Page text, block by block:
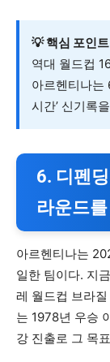
💡 핵심 포인트
역대 월드컵
아르헨티나는
시간’ 신기록
6. 디펜
라운드
아르헨티나는
일한 팀이다. 지
레 월드컵 브라
는 1978년 우승
강 진출로 그 목